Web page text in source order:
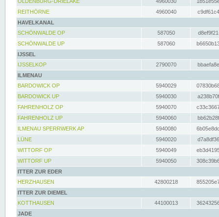
REITHÖRNE
4960040
HAVELKANAL
SCHÖNWALDE OP
587050
SCHÖNWALDE UP
587060
IJSSEL
IJSSELKOP
2790070
ILMENAU
BARDOWICK OP
5940029
BARDOWICK UP
5940030
FAHRENHOLZ OP
5940070
FAHRENHOLZ UP
5940060
ILMENAU SPERRWERK AP
5940080
LÜNE
5940020
WITTORF OP
5940049
WITTORF UP
5940050
ITTER ZUR EDER
HERZHAUSEN
42800218
ITTER ZUR DIEMEL
KOTTHAUSEN
44100013
JADE